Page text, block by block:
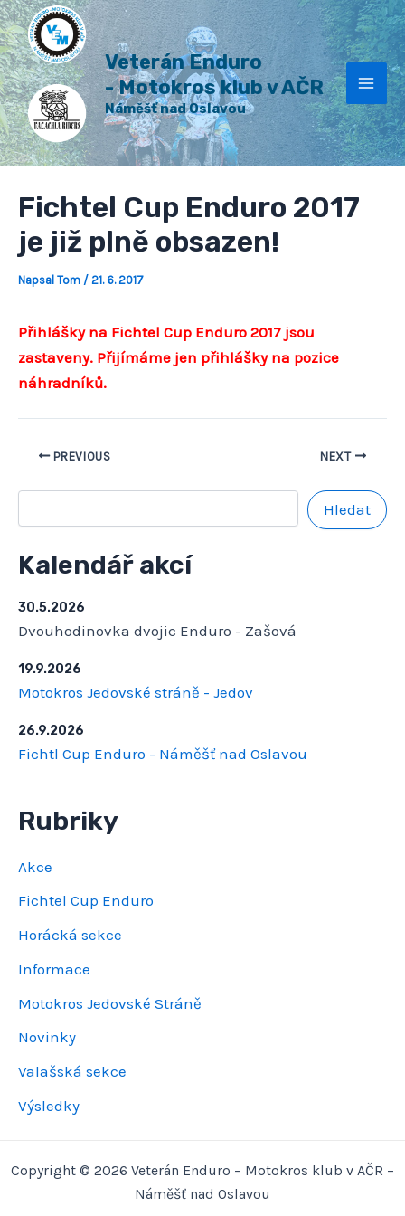
Přeskočit
na
obsah
Veterán Enduro
- Motokros klub v AČR
Náměšť nad Oslavou
Fichtel Cup Enduro 2017
je již plně obsazen!
Napsal Tom / 21. 6. 2017
Přihlášky na Fichtel Cup Enduro 2017 jsou
zastaveny. Přijímáme jen přihlášky na pozice
náhradníků.
Post
navigation
PREVIOUS NEXT
H
l
e
d
a
t
Hledat
Kalendář akcí
30.5.2026
Dvouhodinovka dvojic Enduro - Zašová
19.9.2026
Motokros Jedovské stráně - Jedov
26.9.2026
Fichtl Cup Enduro - Náměšť nad Oslavou
Rubriky
Akce
Fichtel Cup Enduro
Horácká sekce
Informace
Motokros Jedovské Stráně
Novinky
Valašská sekce
Výsledky
Copyright © 2026 Veterán Enduro – Motokros klub v AČR –
Náměšť nad Oslavou